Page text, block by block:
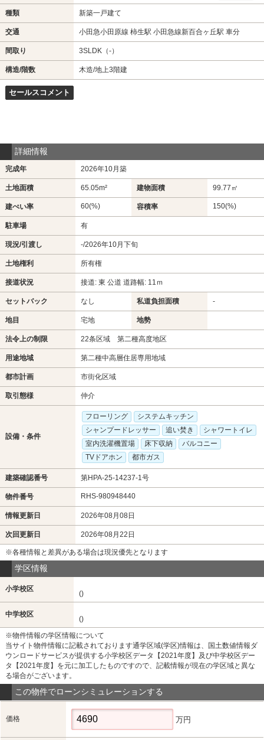
種類 新築一戸建て
交通 小田急小田原線 柿生駅 小田急線新百合ヶ丘駅 車分
間取り 3SLDK（-）
構造/階数 木造/地上3階建
セールスコメント
詳細情報
完成年 2026年10月築
土地面積 65.05m² 建物面積 99.77㎡
建ぺい率 60(%) 容積率 150(%)
駐車場 有
現況/引渡し -/2026年10月下旬
土地権利 所有権
接道状況 接道: 東 公道 道路幅: 11ｍ
セットバック なし 私道負担面積 -
地目 宅地 地勢
法令上の制限 22条区域 第二種高度地区
用途地域 第二種中高層住居専用地域
都市計画 市街化区域
取引態様 仲介
設備・条件
フローリング
システムキッチン
シャンプードレッサー
追い焚き
シャワートイレ
室内洗濯機置場
床下収納
バルコニー
TVドアホン
都市ガス
建築確認番号 第HPA-25-14237-1号
物件番号 RHS-980948440
情報更新日 2026年08月08日
次回更新日 2026年08月22日
※各種情報と差異がある場合は現況優先となります
学区情報
小学校区
()
中学校区
()
※物件情報の学区情報について
当サイト物件情報に記載されております通学区域(学区)情報は、国土数値情報ダ
ウンロードサービスが提供する小学校区データ【2021年度】及び中学校区デー
タ【2021年度】を元に加工したものですので、記載情報が現在の学区域と異な
る場合がございます。
この物件でローンシミュレーションする
価格 万円